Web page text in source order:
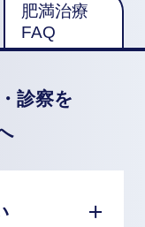
肥満治療
FAQ
診察を